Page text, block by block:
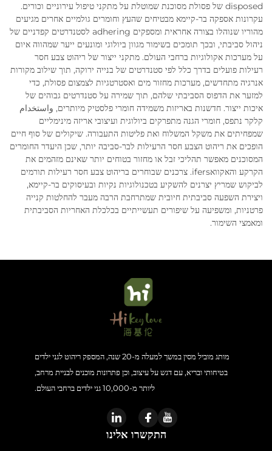
disposed של פסולת מסוכנת שמוטלת על מתקני טיפול עירוניים וכורים.
עקרונות אספקה בר-קיימא מבטיחים שהעץ וחומרים גולמיים אחרים מגיעים
מהוריו שנוהלו בצורה אחראית ומספקים adhering לסטנדרטים קפדניים של
ניהול סביבתי, ובכך תומכים בשימור מגוון ביולוגי ומונעים ייער שמהווה איום
על מערכות אקולוגיות ברחבי העולם. מתקני ייצור של ריהוט צבע חסר
רעילות פועלים בדרך כלל לפי סטנדרטים של בנייה ירוקה, תוך שילוב מקורות
אנרגיה מתחדשים, מערכות מחזור מים ואסטרטגיות לצמצום פסולת, כדי
למזער את הדפוס הסביבתי שלהם, תוך שמירה על סטנדרטים גבוהים של
איכות ייצור. חדשנות באריזות משמידה חומרי פלסטיק מיותרים, واستخدام
קלקר נתפס, חומרי הגנה מתפרקים ביולוגית ועיצובי אריזה מינימליים
שמפחיתים את משקל המשלוח ואת פליטות התעבורה. שיקולים של סוף חיים
הופכים את ריהוט הצבע חסר הרעילות לבר-סביבה יותר, שכן היעדר החומרים
המסוכנים מאפשר תהליכי זבל או מחזור בטוחים יותר שאינם מזהמים את
הקרקע והאקוואifers. צרכנים שבוחרים בריהוט צבע חסר רעילות תורמים
לביקוש שמריץ יצרנים להשקיע בטכנולוגיות נקיות ובעיסוקים בר-קיימא,
ויצירת השפעה סביבתית חיובית שמתרחבת הרבה מעבר להחלטות קנייה
פרטניות, ומשפיעה על שיפורים תעשייתיים בכלכלת האחריות הסביבתית
ומאמצי השימור.
מותג מוביל מסין במשך למעלה מ-20 שנה, המספק ריהוט לגני ילדים
בטיחותי ובריא, עם דגש על עיצוב, וכן פתרונות מוכנים לבניית מרחב,
ליותר מ-10,000 גני ילדים ברחבי העולם.
התקשרו אלינו